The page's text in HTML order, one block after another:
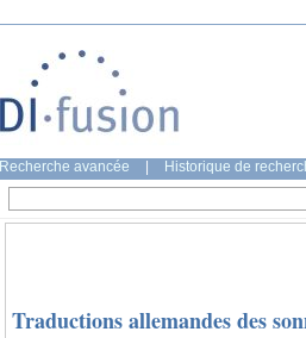
Recherche avancée Historique de
Traductions allemandes des